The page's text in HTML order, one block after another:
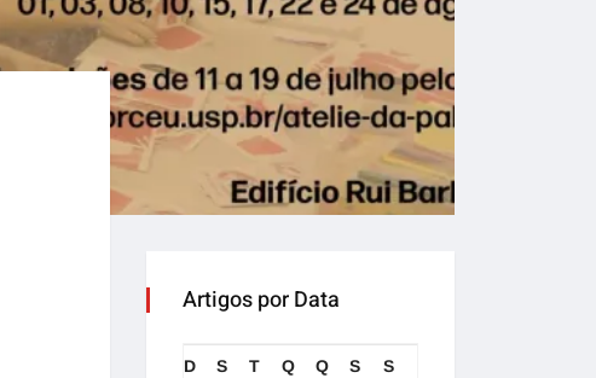
Artigos por Data
D S T Q Q S S